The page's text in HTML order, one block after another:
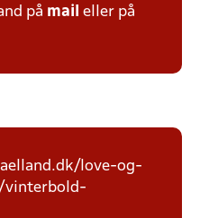
på mail eller på
love-og-
vinterbold-